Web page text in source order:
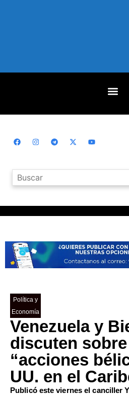
Política y
Economía
Venezuela y
discuten
“acciones
UU. en el
Publicó este viernes el canciller